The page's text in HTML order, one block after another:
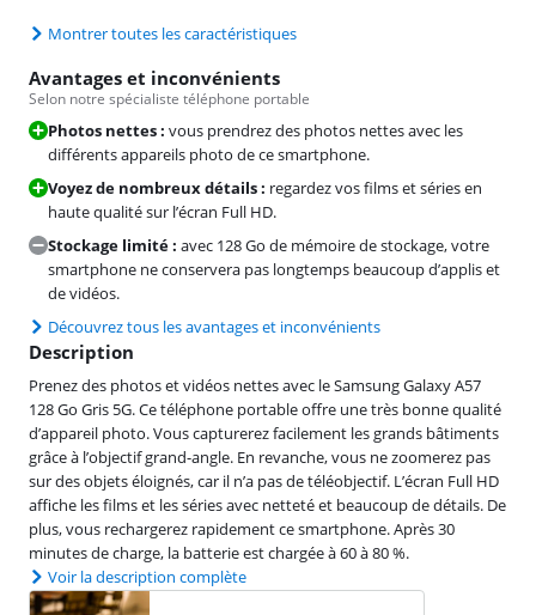
Montrer toutes les caractéristiques
Avantages et inconvénients
Selon notre spécialiste téléphone portable
Photos nettes : vous prendrez des photos nettes avec les
différents appareils photo de ce smartphone.
Voyez de nombreux détails : regardez vos films et séries en
haute qualité sur l’écran Full HD.
Stockage limité : avec 128 Go de mémoire de stockage, votre
smartphone ne conservera pas longtemps beaucoup d’applis et
de vidéos.
Découvrez tous les avantages et inconvénients
Description
Prenez des photos et vidéos nettes avec le Samsung Galaxy A57
128 Go Gris 5G. Ce téléphone portable offre une très bonne qualité
d’appareil photo. Vous capturerez facilement les grands bâtiments
grâce à l’objectif grand-angle. En revanche, vous ne zoomerez pas
sur des objets éloignés, car il n’a pas de téléobjectif. L’écran Full HD
affiche les films et les séries avec netteté et beaucoup de détails. De
plus, vous rechargerez rapidement ce smartphone. Après 30
minutes de charge, la batterie est chargée à 60 à 80 %.
Voir la description complète